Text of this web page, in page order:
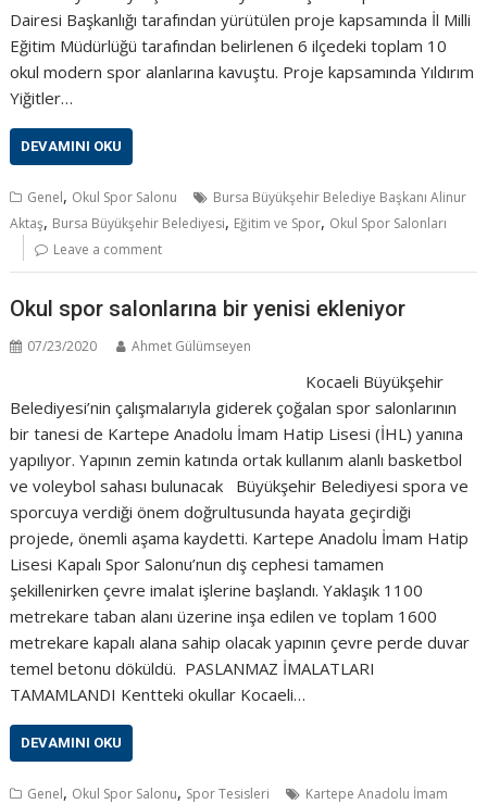
Dairesi Başkanlığı tarafından yürütülen proje kapsamında İl Milli
Eğitim Müdürlüğü tarafından belirlenen 6 ilçedeki toplam 10
okul modern spor alanlarına kavuştu. Proje kapsamında Yıldırım
Yiğitler…
DEVAMINI OKU
Genel, Okul Spor Salonu
Bursa Büyükşehir Belediye Başkanı Alinur
Aktaş, Bursa Büyükşehir Belediyesi, Eğitim ve Spor, Okul Spor Salonları
Leave a comment
Okul spor salonlarına bir yenisi ekleniyor
07/23/2020 Ahmet Gülümseyen
Kocaeli Büyükşehir
Belediyesi’nin çalışmalarıyla giderek çoğalan spor salonlarının
bir tanesi de Kartepe Anadolu İmam Hatip Lisesi (İHL) yanına
yapılıyor. Yapının zemin katında ortak kullanım alanlı basketbol
ve voleybol sahası bulunacak Büyükşehir Belediyesi spora ve
sporcuya verdiği önem doğrultusunda hayata geçirdiği
projede, önemli aşama kaydetti. Kartepe Anadolu İmam Hatip
Lisesi Kapalı Spor Salonu’nun dış cephesi tamamen
şekillenirken çevre imalat işlerine başlandı. Yaklaşık 1100
metrekare taban alanı üzerine inşa edilen ve toplam 1600
metrekare kapalı alana sahip olacak yapının çevre perde duvar
temel betonu döküldü. PASLANMAZ İMALATLARI
TAMAMLANDI Kentteki okullar Kocaeli…
DEVAMINI OKU
Genel, Okul Spor Salonu, Spor Tesisleri
Kartepe Anadolu İmam